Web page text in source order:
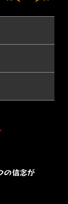
の信念が